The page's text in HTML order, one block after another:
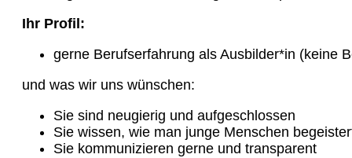
Ihr Profil:
gerne Berufserfahrung als Ausbilder*in (keine
und was wir uns wünschen:
Sie sind neugierig und aufgeschlossen
Sie wissen, wie man junge Menschen
Sie kommunizieren gerne und transparent